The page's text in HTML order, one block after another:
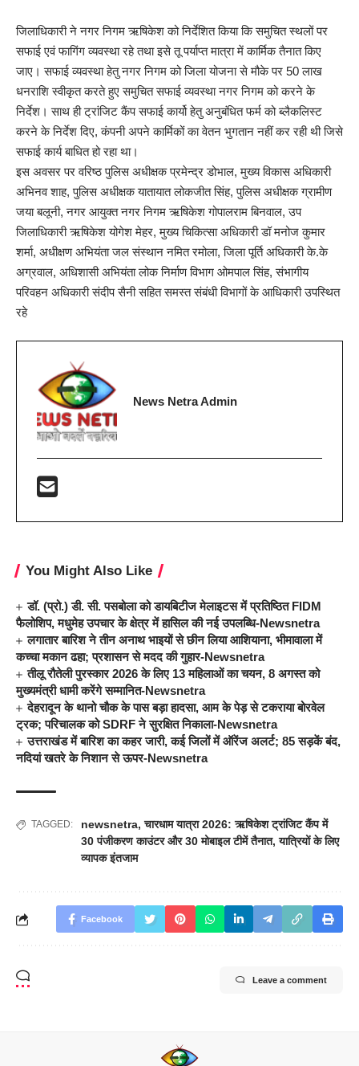
जिलाधिकारी ने नगर निगम ऋषिकेश को निर्देशित किया कि समुचित स्थलों पर
सफाई एवं फागिंग व्यवस्था रहे तथा इसे तू पर्याप्त मात्रा में कार्मिक तैनात किए
जाए। सफाई व्यवस्था हेतु नगर निगम को जिला योजना से मौके पर 50 लाख
धनराशि स्वीकृत करते हुए समुचित सफाई व्यवस्था नगर निगम को करने के
निर्देश। साथ ही ट्रांजिट कैंप सफाई कार्यो हेतु अनुबंधित फर्म को ब्लैकलिस्ट
करने के निर्देश दिए, कंपनी अपने कार्मिकों का वेतन भुगतान नहीं कर रही थी जिसे
सफाई कार्य बाधित हो रहा था।
इस अवसर पर वरिष्ठ पुलिस अधीक्षक प्रमेन्द्र डोभाल, मुख्य विकास अधिकारी
अभिनव शाह, पुलिस अधीक्षक यातायात लोकजीत सिंह, पुलिस अधीक्षक ग्रामीण
जया बलूनी, नगर आयुक्त नगर निगम ऋषिकेश गोपालराम बिनवाल, उप
जिलाधिकारी ऋषिकेश योगेश मेहर, मुख्य चिकित्सा अधिकारी डॉ मनोज कुमार
शर्मा, अधीक्षण अभियंता जल संस्थान नमित रमोला, जिला पूर्ति अधिकारी के.के
अग्रवाल, अधिशासी अभियंता लोक निर्माण विभाग ओमपाल सिंह, संभागीय
परिवहन अधिकारी संदीप सैनी सहित समस्त संबंधी विभागों के आधिकारी उपस्थित
रहे
News Netra Admin
You Might Also Like
डॉ. (प्रो.) डी. सी. पसबोला को डायबिटीज मेलाइटस में प्रतिष्ठित FIDM
फैलोशिप, मधुमेह उपचार के क्षेत्र में हासिल की नई उपलब्धि-Newsnetra
लगातार बारिश ने तीन अनाथ भाइयों से छीन लिया आशियाना, भीमावाला में
कच्चा मकान ढहा; प्रशासन से मदद की गुहार-Newsnetra
तीलू रौतेली पुरस्कार 2026 के लिए 13 महिलाओं का चयन, 8 अगस्त को
मुख्यमंत्री धामी करेंगे सम्मानित-Newsnetra
देहरादून के थानो चौक के पास बड़ा हादसा, आम के पेड़ से टकराया बोरवेल
ट्रक; परिचालक को SDRF ने सुरक्षित निकाला-Newsnetra
उत्तराखंड में बारिश का कहर जारी, कई जिलों में ऑरेंज अलर्ट; 85 सड़कें बंद,
नदियां खतरे के निशान से ऊपर-Newsnetra
TAGGED: newsnetra,चारधाम यात्रा 2026: ऋषिकेश ट्रांजिट कैंप में
30 पंजीकरण काउंटर और 30 मोबाइल टीमें तैनात,यात्रियों के लिए
व्यापक इंतजाम
Facebook
Leave a comment